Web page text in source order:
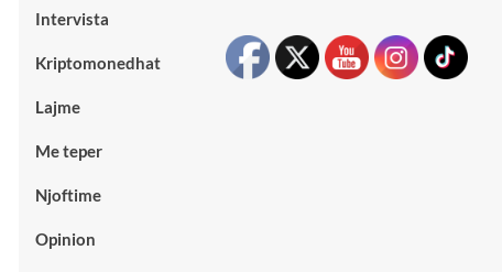
Intervista
Kriptomonedhat
Lajme
Me teper
Njoftime
Opinion